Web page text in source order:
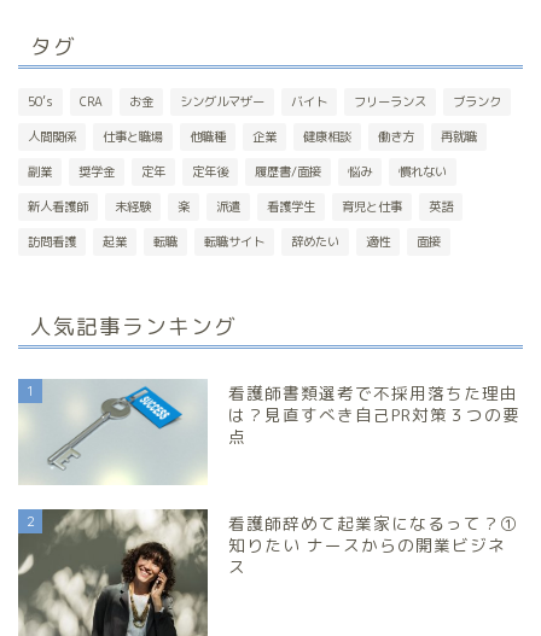
タグ
50’s CRA お金 シングルマザー バイト フリーランス ブランク
人間関係 仕事と職場 他職種 企業 健康相談 働き方 再就職
副業 奨学金 定年 定年後 履歴書/面接 悩み 慣れない
新人看護師 未経験 楽 派遣 看護学生 育児と仕事 英語
訪問看護 起業 転職 転職サイト 辞めたい 適性 面接
人気記事ランキング
1
看護師書類選考で不採用落ちた理由
は？見直すべき自己PR対策３つの要
点
2
看護師辞めて起業家になるって？①
知りたい ナースからの開業ビジネ
ス